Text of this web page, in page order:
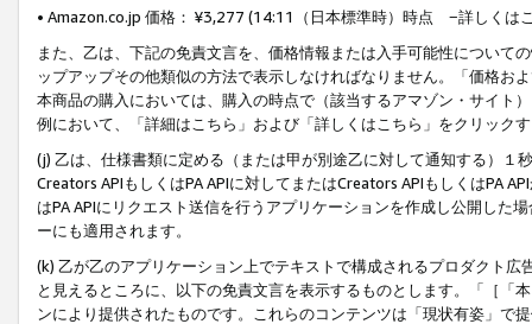
• Amazon.co.jp 価格： ¥3,277 (14:11（日本標準時）時点 −詳しくは
また、乙は、下記の免責文言を、価格情報または入手可能性について
ップアップその他類似の方法で表示しなければなりません。「価格
本商品の購入においては、購入の時点で（該当するアマゾン・サイト
例において、「詳細はこちら」および「詳しくはこちら」をクリック
(j) 乙は、仕様書類に定める（または甲が別途乙に対して通知する）
Creators APIもしくはPA APIに対してまたはCreators APIもしくはPA
はPA APIにリクエスト送信を行うアプリケーションを作成し公開した
ーにも適用されます。
(k) 乙が乙のアプリケーション上でテキストで構成されるプロダクト
と見えるところに、以下の免責文言を表示するものとします。「［「
ンにより提供されたものです。これらのコンテンツは「現状有姿」で